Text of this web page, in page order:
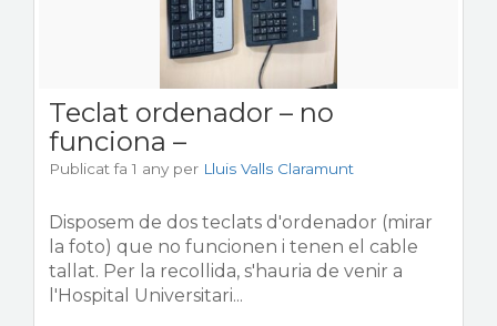
Teclat ordenador – no
funciona –
Publicat fa 1 any per Lluis Valls Claramunt
Disposem de dos teclats d'ordenador (mirar
la foto) que no funcionen i tenen el cable
tallat. Per la recollida, s'hauria de venir a
l'Hospital Universitari...